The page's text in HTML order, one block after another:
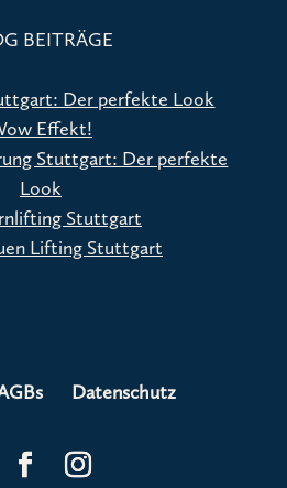
BEITRÄGE
Der perfekte Look
Effekt!
Stuttgart: Der perfekte
Look
Stuttgart
Lifting Stuttgart
Datenschutz